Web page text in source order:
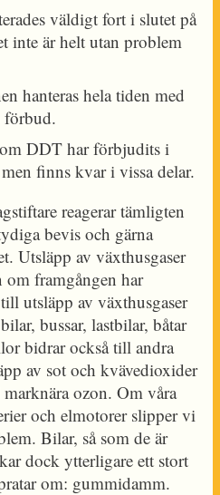
väldigt fort i slutet på
inte är helt utan problem
hanteras hela tiden med
förbud.
DDT har förbjudits i
finns kvar i vissa delar.
reagerar tämligten
bevis och gärna
Utsläpp av växthusgaser
om framgången har
utsläpp av växthusgaser
bussar, lastbilar, båtar
bidrar också till andra
av sot och kvävedioxider
ozon. Om våra
och elmotorer slipper vi
Bilar, så som de är
dock ytterligare ett stort
om: gummidamm.